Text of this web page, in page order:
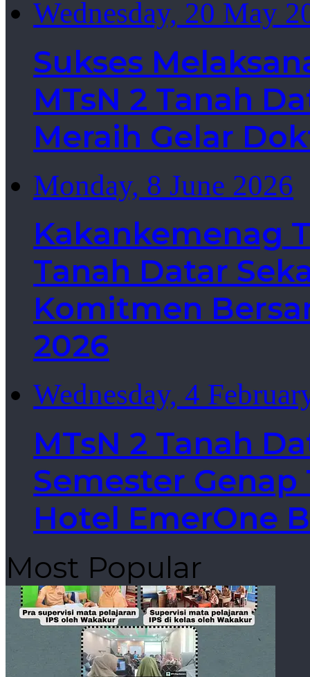
Wednesday, 20 May
Sukses
MTsN 2 Tanah
Meraih Gelar
Monday, 8 June 2026
Kakankemenag
Tanah Datar
Komitmen
2026
Wednesday, 4
MTsN 2 Tanah
Semester Genap
Hotel EmerOne
Most Popular